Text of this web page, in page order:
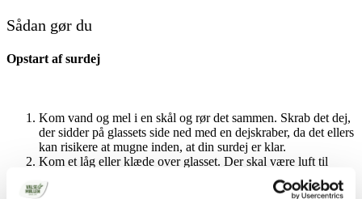
Sådan gør du
Opstart af surdej
Kom vand og mel i en skål og rør det sammen. Skrab det dej,
der sidder på glassets side ned med en dejskraber, da det ellers
kan risikere at mugne inden, at din surdej er klar.
Kom et låg eller klæde over glasset. Der skal være luft til
surdejen, men stadig et låg eller klæde over, da den ellers
tørrer ud.